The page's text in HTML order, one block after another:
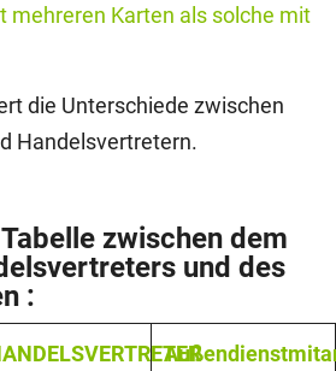
mehreren Karten als solche mit
die Unterschiede zwischen
Handelsvertretern.
zwischen dem
und des
: